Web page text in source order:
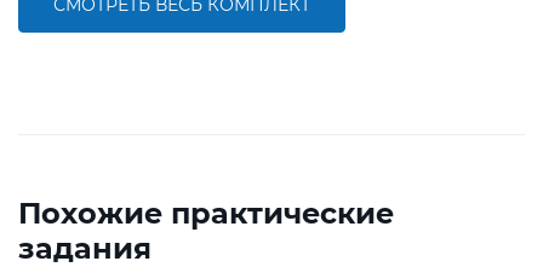
СМОТРЕТЬ ВЕСЬ КОМПЛЕКТ
Похожие практические
задания